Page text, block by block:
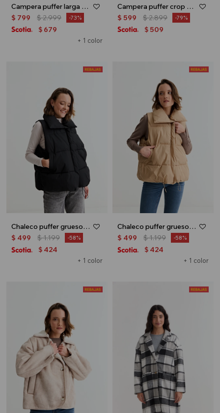
Campera puffer larga - Verde oliva
+ 1 color
$ 799 $2.999 73
$ 679
Campera puffer crop - Beige
$ 599 $2.899 79
$ 509
Chaleco puffer grueso - Negro
+ 1 color
$ 499 $1.199 58
$ 424
Chaleco puffer grueso - Khaki
+ 1 color
$ 499 $1.199 58
$ 424